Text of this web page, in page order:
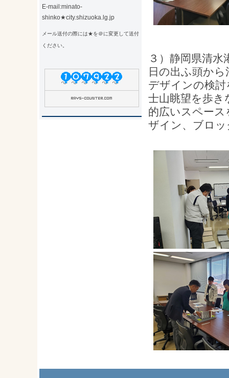
E-mail:minato-
shinko★city.shizuoka.lg.jp
メール送付の際には★を＠に変更して送付
ください。
３）静岡県清
日の出ふ頭か
デザインの検
士山眺望を歩
的広いスペー
ザイン、ブロ